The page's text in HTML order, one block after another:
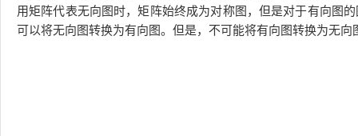
用矩阵代表无向图时，矩阵始终成为对称图，但是对于有向图
可以将无向图转换为有向图。但是，不可能将有向图转换为无向